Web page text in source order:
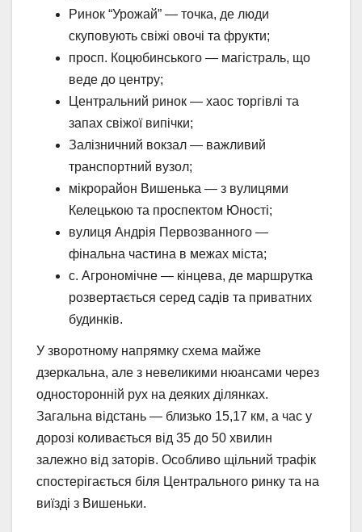
Ринок “Урожай” — точка, де люди
скуповують свіжі овочі та фрукти;
просп. Коцюбинського — магістраль, що
веде до центру;
Центральний ринок — хаос торгівлі та
запах свіжої випічки;
Залізничний вокзал — важливий
транспортний вузол;
мікрорайон Вишенька — з вулицями
Келецькою та проспектом Юності;
вулиця Андрія Первозванного —
фінальна частина в межах міста;
с. Агрономічне — кінцева, де маршрутка
розвертається серед садів та приватних
будинків.
У зворотному напрямку схема майже
дзеркальна, але з невеликими нюансами через
односторонній рух на деяких ділянках.
Загальна відстань — близько 15,17 км, а час у
дорозі коливається від 35 до 50 хвилин
залежно від заторів. Особливо щільний трафік
спостерігається біля Центрального ринку та на
виїзді з Вишеньки.